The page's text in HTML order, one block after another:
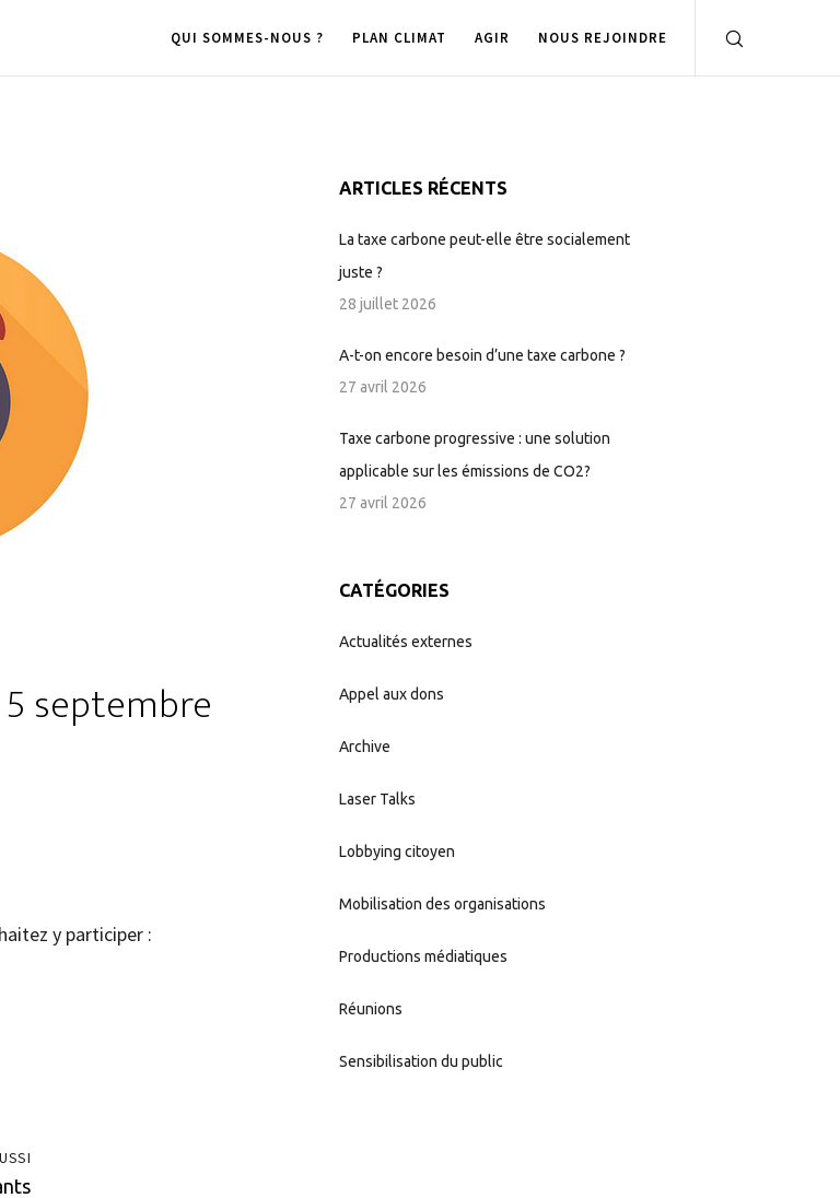
QUI SOMMES-NOUS ? PLAN CLIMAT AGIR NOUS REJOINDRE
septembre
y participer :
ARTICLES RÉCENTS
La taxe carbone peut-elle être socialement
juste ?
28 juillet 2026
A-t-on encore besoin d’une taxe carbone ?
27 avril 2026
Taxe carbone progressive : une solution
applicable sur les émissions de CO2?
27 avril 2026
CATÉGORIES
Actualités externes
Appel aux dons
Archive
Laser Talks
Lobbying citoyen
Mobilisation des organisations
Productions médiatiques
Réunions
Sensibilisation du public